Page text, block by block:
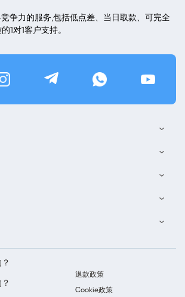
争力的服务,包括低点差、当日取款、可完全
1对1客户支持。
退款政策
Cookie政策